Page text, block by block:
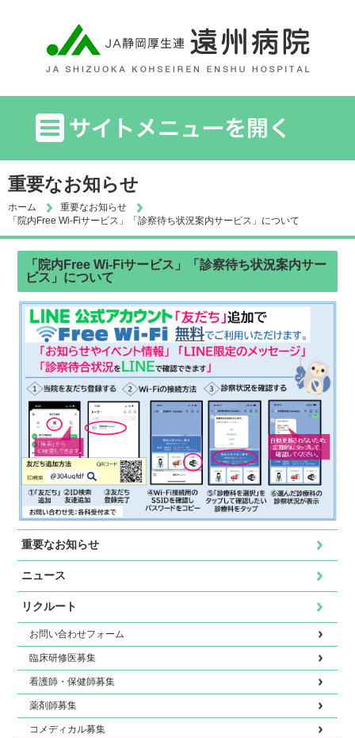
重要なお知らせ
ホーム
重要なお知らせ
「院内Free Wi-Fiサービス」「診察待ち状況案内サービス」について
「院内Free Wi-Fiサービス」「診察待ち状況案内サー
ビス」について
重要なお知らせ
ニュース
リクルート
お問い合わせフォーム
臨床研修医募集
看護師・保健師募集
薬剤師募集
コメディカル募集